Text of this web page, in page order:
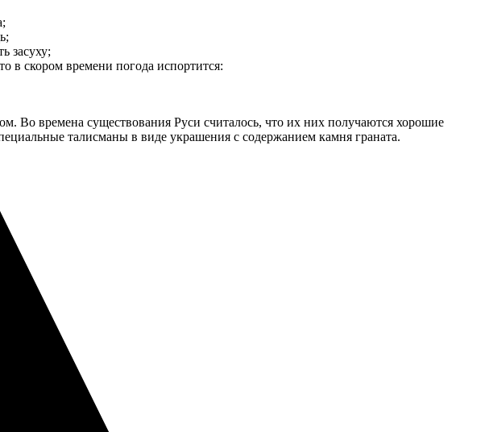
засуху;
в скором времени погода испортится:
Во времена существования Руси считалось, что их них получаются хорошие
талисманы в виде украшения с содержанием камня граната.